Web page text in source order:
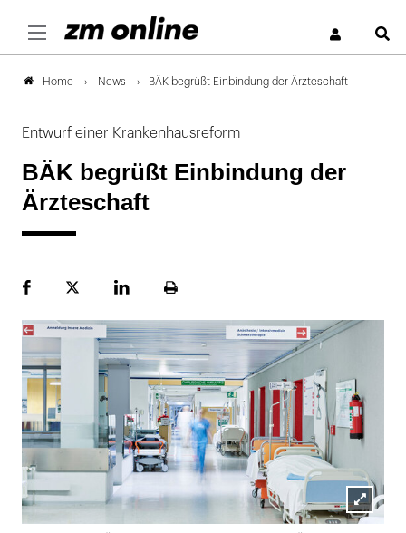
Home News BÄK begrüßt Einbindung der Ärzteschaft
Entwurf einer Krankenhausreform
BÄK begrüßt Einbindung der
Ärzteschaft
FacebookPlattformLinekdInSeite
Lightbox